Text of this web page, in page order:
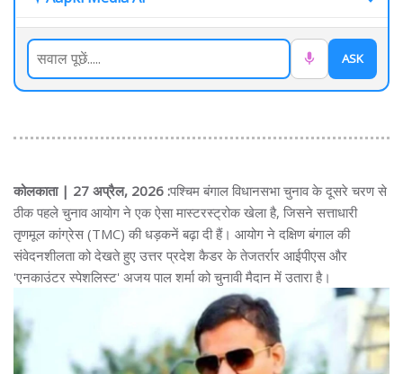
ASK
कोलकाता | 27 अप्रैल, 2026 :पश्चिम बंगाल विधानसभा चुनाव के दूसरे चरण से
ठीक पहले चुनाव आयोग ने एक ऐसा मास्टरस्ट्रोक खेला है, जिसने सत्ताधारी
तृणमूल कांग्रेस (TMC) की धड़कनें बढ़ा दी हैं। आयोग ने दक्षिण बंगाल की
संवेदनशीलता को देखते हुए उत्तर प्रदेश कैडर के तेजतर्रार आईपीएस और
'एनकाउंटर स्पेशलिस्ट' अजय पाल शर्मा को चुनावी मैदान में उतारा है।